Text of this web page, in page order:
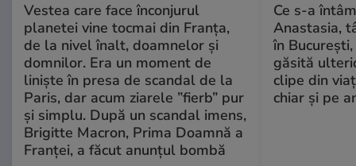
Vestea care face înconjurul
planetei vine tocmai din Franța,
de la nivel înalt, doamnelor și
domnilor. Era un moment de
liniște în presa de scandal de la
Paris, dar acum ziarele ”fierb” pur
și simplu. După un scandal imens,
Brigitte Macron, Prima Doamnă a
Franței, a făcut anunțul bombă
Ce s-a
Anastasia,
în
găsită
clipe din
chiar și pe